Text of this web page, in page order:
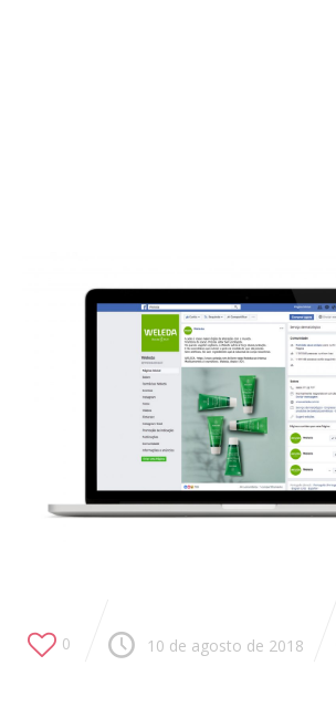
0 10 de agosto de 2018